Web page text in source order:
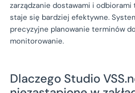
zarządzanie dostawami i odbiorami
staje się bardziej efektywne.
precyzyjne planowanie terminów
monitorowanie.
Dlaczego Studio